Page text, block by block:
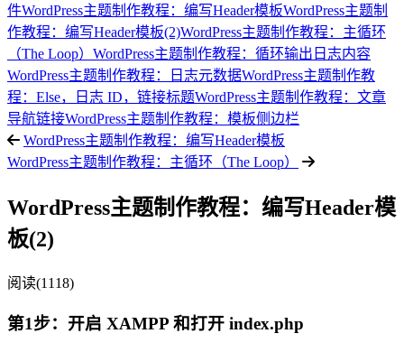
件WordPress主题制作教程：编写Header模板WordPress主题制
作教程：编写Header模板(2)WordPress主题制作教程：主循环
（The Loop） WordPress主题制作教程：循环输出日志内容
WordPress主题制作教程：日志元数据WordPress主题制作教
程：Else，日志 ID，链接标题WordPress主题制作教程：文章
导航链接WordPress主题制作教程：模板侧边栏
WordPress主题制作教程：编写Header模板
WordPress主题制作教程：主循环（The Loop）
WordPress主题制作教程：编写Header模
板(2)
阅读(1118)
第1步：开启 XAMPP 和打开 index.php